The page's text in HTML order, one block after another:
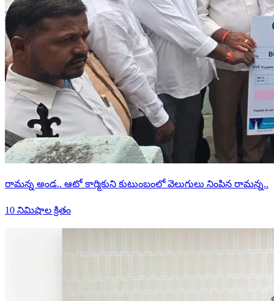
రామన్న అండ.. ఆటో కార్మికుని కుటుంబంలో వెలుగులు నింపిన రామన్న..
10 నిమిషాల క్రితం